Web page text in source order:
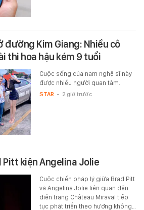
đường Kim Giang: Nhiều cô
thi hoa hậu kém 9 tuổi
Cuộc sống của nam nghệ sĩ này
được nhiều người quan tâm.
STAR - 2 giờ trước
Pitt kiện Angelina Jolie
Cuộc chiến pháp lý giữa Brad Pitt
và Angelina Jolie liên quan đến
điền trang Château Miraval tiếp
tục phát triển theo hướng không…